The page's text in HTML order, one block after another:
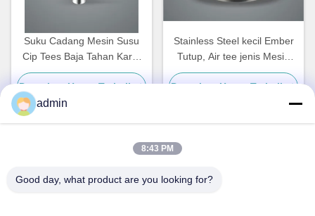
Suku Cadang Mesin Susu
Cip Tees Baja Tahan Karat
Disesuaikan
Dapatkan Harga Terbaik
Stainless Steel kecil Ember
Tutup, Air tee jenis Mesin
menyusu sapi suku cadang
Dapatkan Harga Terbaik
admin
8:43 PM
Good day, what product are you looking for?